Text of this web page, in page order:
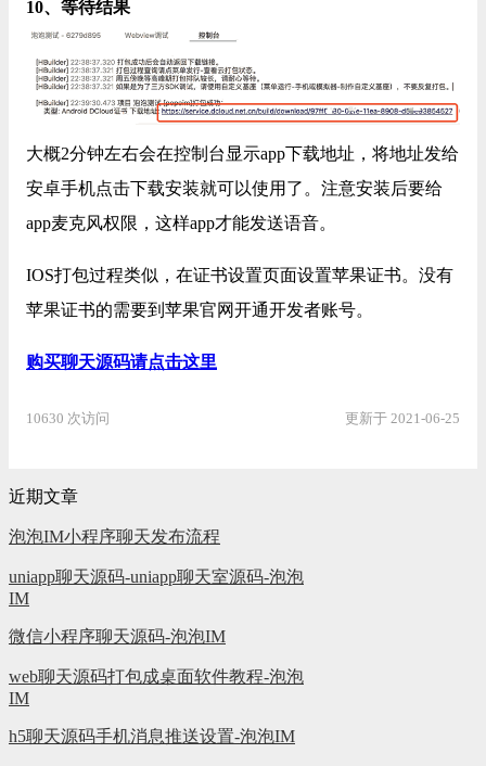
10、等待结果
大概2分钟左右会在控制台显示app下载地址，将地址发给
安卓手机点击下载安装就可以使用了。注意安装后要给
app麦克风权限，这样app才能发送语音。
IOS打包过程类似，在证书设置页面设置苹果证书。没有
苹果证书的需要到苹果官网开通开发者账号。
购买聊天源码请点击这里
10630 次访问 更新于 2021-06-25
近期文章
泡泡IM小程序聊天发布流程
uniapp聊天源码-uniapp聊天室源码-泡泡
IM
微信小程序聊天源码-泡泡IM
web聊天源码打包成桌面软件教程-泡泡
IM
h5聊天源码手机消息推送设置-泡泡IM